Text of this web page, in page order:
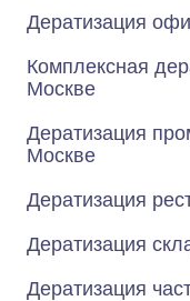
Дератизация
Комплексная
Москве
Дератизация
Москве
Дератизация
Дератизация
Дератизация